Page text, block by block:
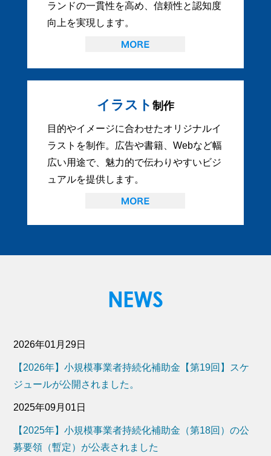
ランドの一貫性を高め、信頼性と認知度
向上を実現します。
イラスト 制作
目的やイメージに合わせたオリジナルイ
ラストを制作。広告や書籍、Webなど幅
広い用途で、魅力的で伝わりやすいビジ
ュアルを提供します。
2026年01月29日
【2026年】小規模事業者持続化補助金【第19回】スケ
ジュールが公開されました。
2025年09月01日
【2025年】小規模事業者持続化補助金（第18回）の公
募要領（暫定）が公表されました